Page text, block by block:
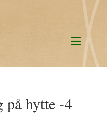
på hytte -4